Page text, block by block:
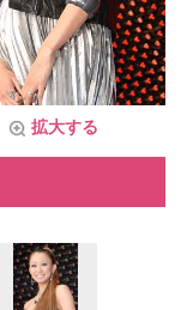
拡大する